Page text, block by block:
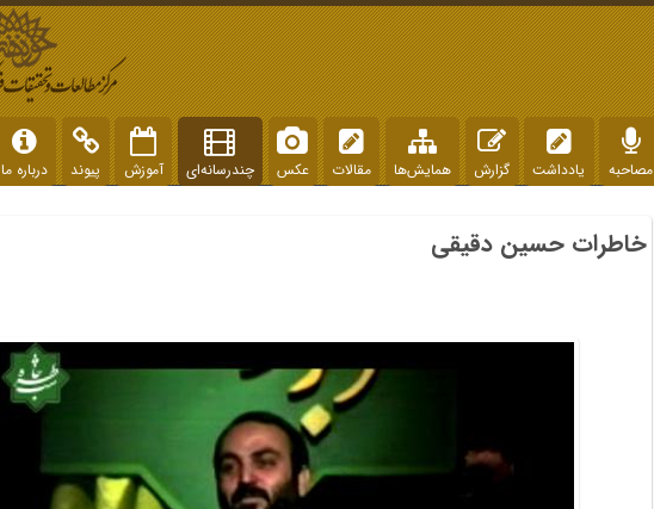
مصاحبه یادداشت گزارش همایش‌ها مقالات عکس چندرسانه‌ای آموزش پیوند درباره ما
خاطرات حسین دقیقی